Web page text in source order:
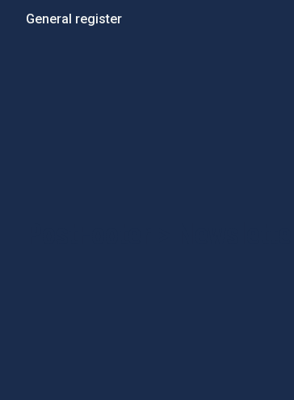
General register